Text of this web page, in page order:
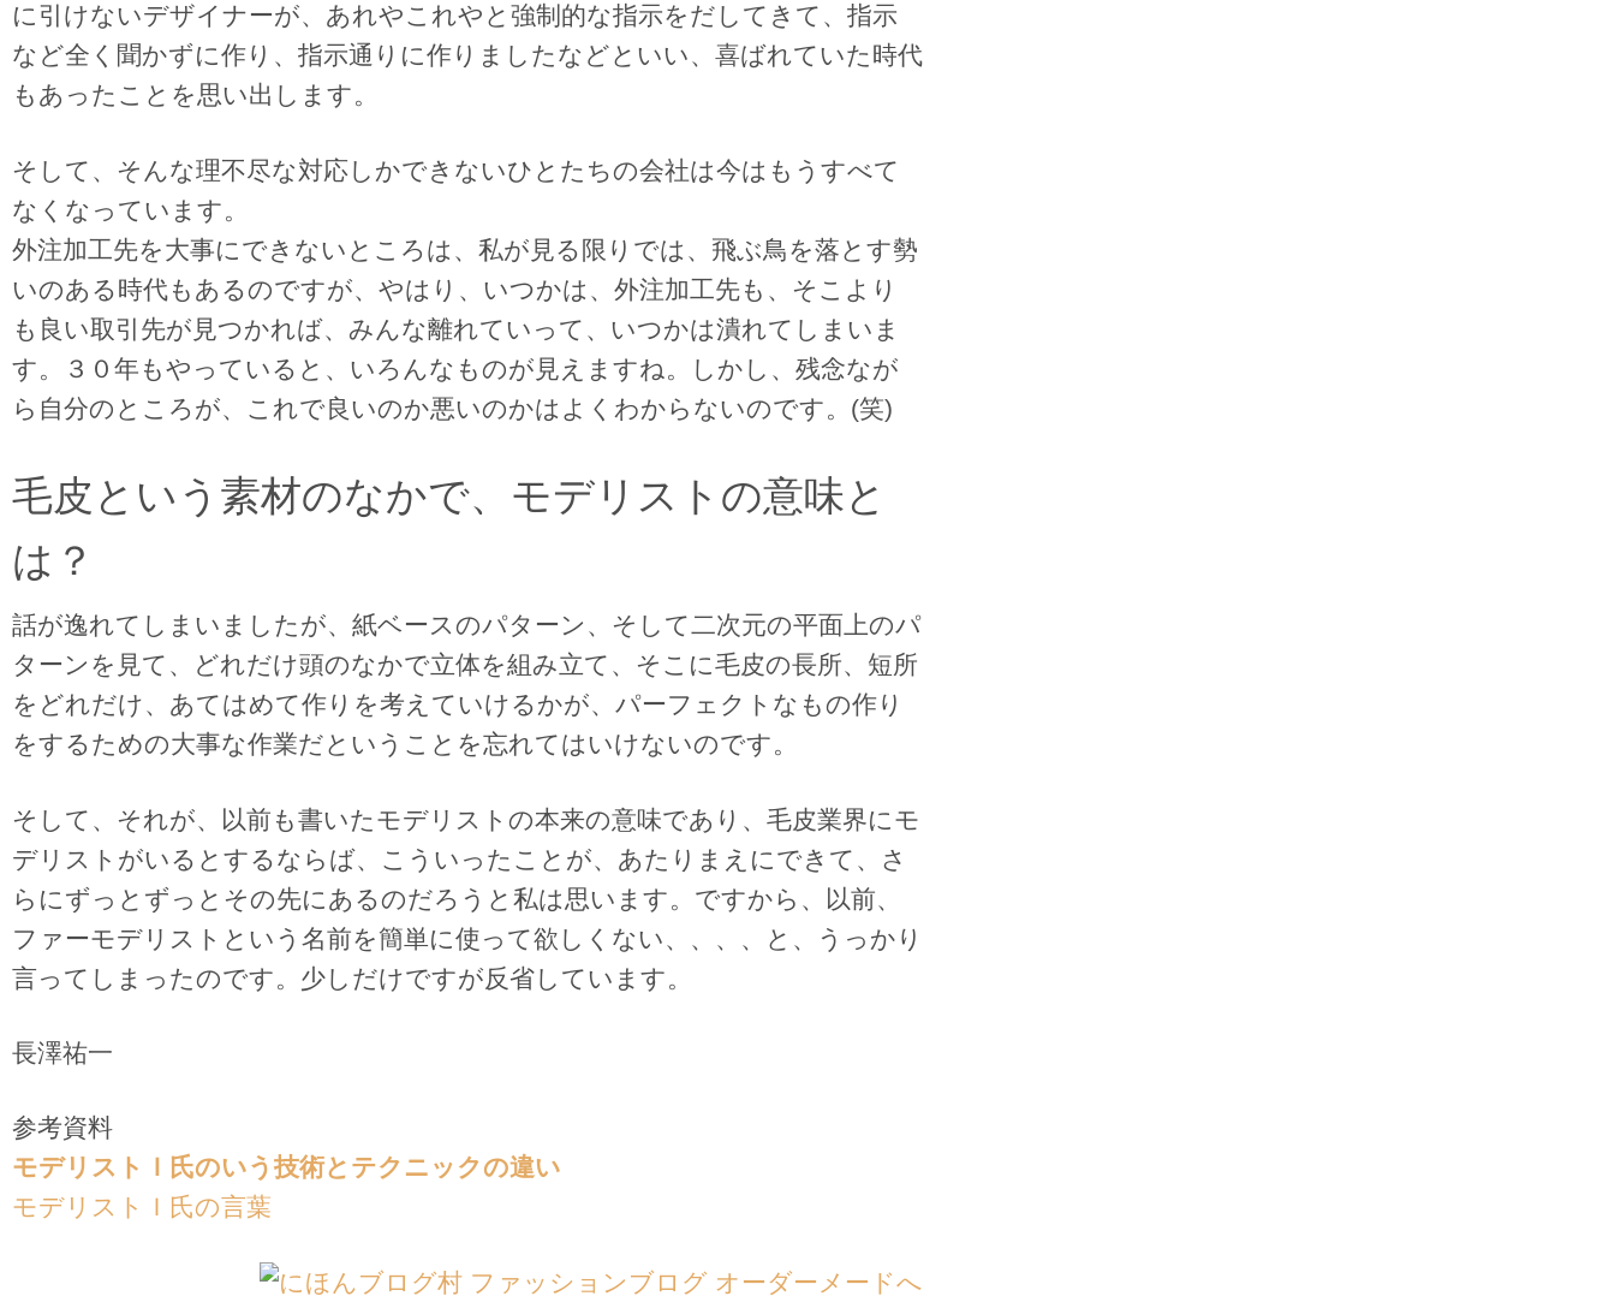
に引けないデザイナーが、あれやこれやと強制的な指示をだしてきて、指示
など全く聞かずに作り、指示通りに作りましたなどといい、喜ばれていた時代
もあったことを思い出します。
そして、そんな理不尽な対応しかできないひとたちの会社は今はもうすべて
なくなっています。
外注加工先を大事にできないところは、私が見る限りでは、飛ぶ鳥を落とす勢
いのある時代もあるのですが、やはり、いつかは、外注加工先も、そこより
も良い取引先が見つかれば、みんな離れていって、いつかは潰れてしまいま
す。３０年もやっていると、いろんなものが見えますね。しかし、残念なが
ら自分のところが、これで良いのか悪いのかはよくわからないのです。(笑)
毛皮という素材のなかで、モデリストの意味と
は？
話が逸れてしまいましたが、紙ベースのパターン、そして二次元の平面上のパ
ターンを見て、どれだけ頭のなかで立体を組み立て、そこに毛皮の長所、短所
をどれだけ、あてはめて作りを考えていけるかが、パーフェクトなもの作り
をするための大事な作業だということを忘れてはいけないのです。
そして、それが、以前も書いたモデリストの本来の意味であり、毛皮業界にモ
デリストがいるとするならば、こういったことが、あたりまえにできて、さ
らにずっとずっとその先にあるのだろうと私は思います。ですから、以前、
ファーモデリストという名前を簡単に使って欲しくない、、、、と、うっかり
言ってしまったのです。少しだけですが反省しています。
長澤祐一
参考資料
モデリストＩ氏のいう技術とテクニックの違い
モデリストＩ氏の言葉